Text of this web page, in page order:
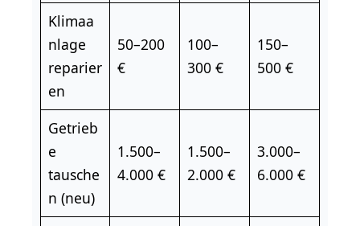
Klimaa
nlage
reparier
en
50–200
€
100–
300 €
150–
500 €
Getrieb
e
tausche
n (neu)
1.500–
4.000 €
1.500–
2.000 €
3.000–
6.000 €